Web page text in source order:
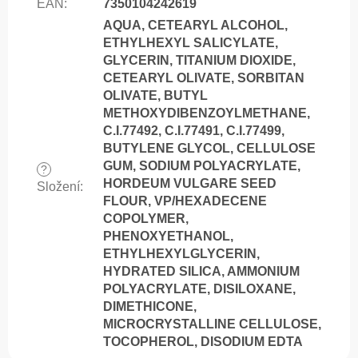
EAN : 7350104242619
?
Složení:
AQUA, CETEARYL ALCOHOL,
ETHYLHEXYL SALICYLATE,
GLYCERIN, TITANIUM DIOXIDE,
CETEARYL OLIVATE, SORBITAN
OLIVATE, BUTYL
METHOXYDIBENZOYLMETHANE,
C.I.77492, C.I.77491, C.I.77499,
BUTYLENE GLYCOL, CELLULOSE
GUM, SODIUM POLYACRYLATE,
HORDEUM VULGARE SEED
FLOUR, VP/HEXADECENE
COPOLYMER,
PHENOXYETHANOL,
ETHYLHEXYLGLYCERIN,
HYDRATED SILICA, AMMONIUM
POLYACRYLATE, DISILOXANE,
DIMETHICONE,
MICROCRYSTALLINE CELLULOSE,
TOCOPHEROL, DISODIUM EDTA